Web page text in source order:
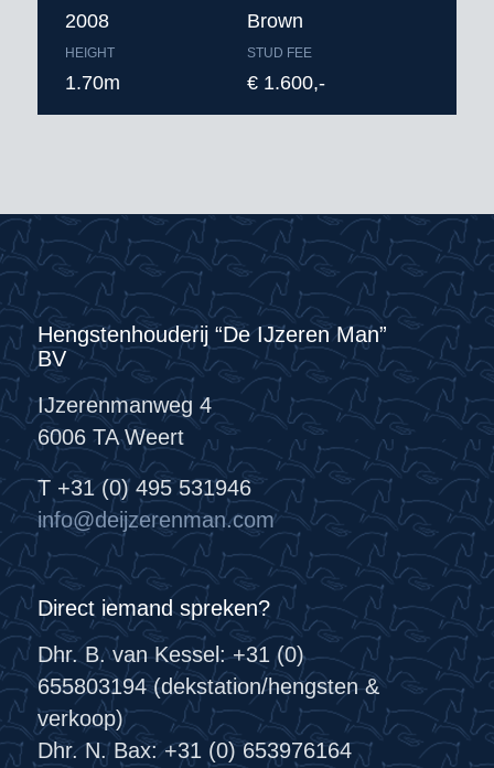
2008
HEIGHT
1.70m
Brown
STUD FEE
€ 1.600,-
Hengstenhouderij “De IJzeren Man”
BV
IJzerenmanweg 4
6006 TA Weert
T +31 (0) 495 531946
info@deijzerenman.com
Direct iemand spreken?
Dhr. B. van Kessel: +31 (0)
655803194 (dekstation/hengsten &
verkoop)
Dhr. N. Bax: +31 (0) 653976164